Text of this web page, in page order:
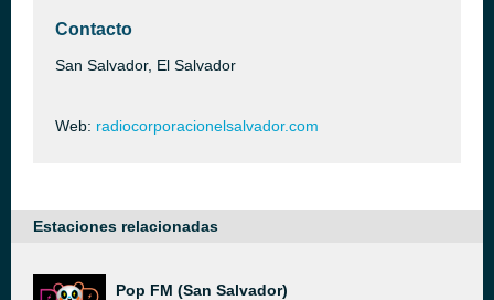
Contacto
San Salvador, El Salvador
Web: radiocorporacionelsalvador.com
Estaciones relacionadas
Pop FM (San Salvador)